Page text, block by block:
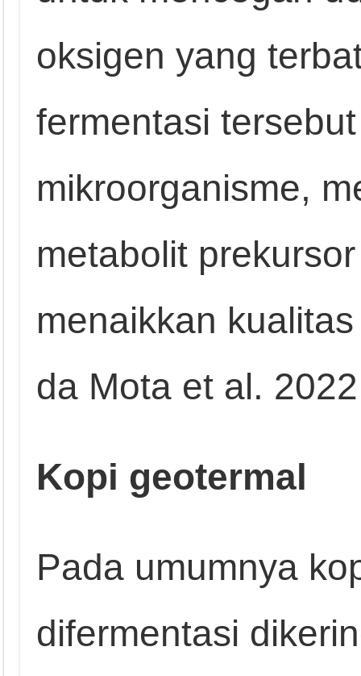
oksigen yang
fermentasi
mikroorganisme,
metabolit
menaikkan
da Mota et al.
Kopi geotermal
Pada umumnya
difermentasi